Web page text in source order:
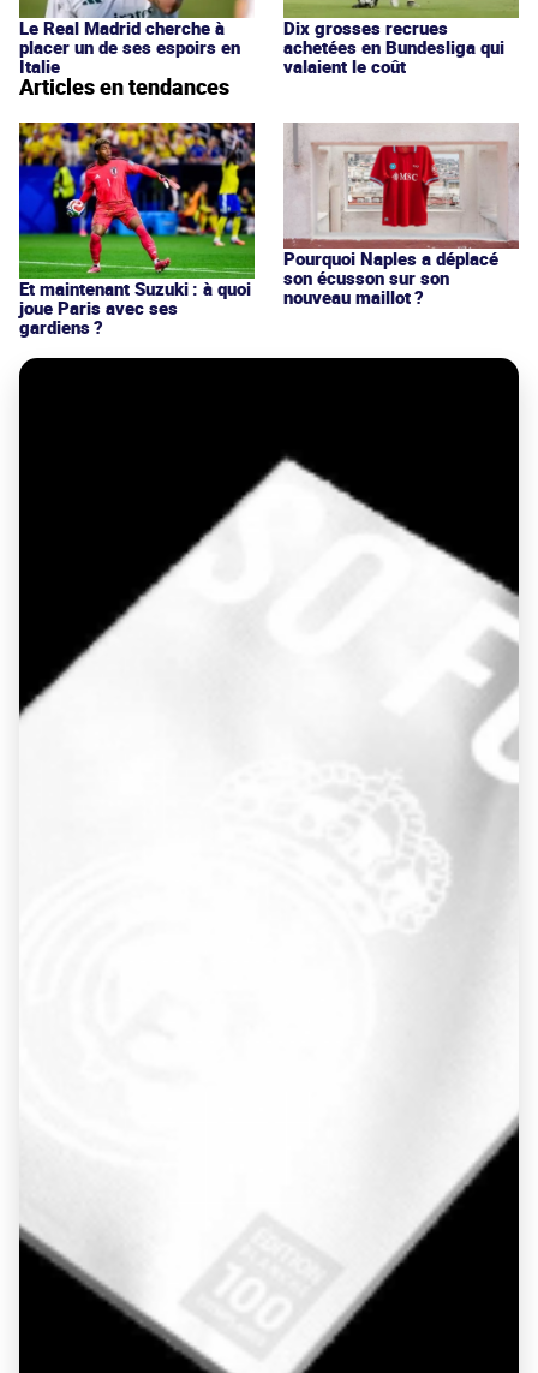
Le Real Madrid cherche à
placer un de ses espoirs en
Italie
Dix grosses recrues
achetées en Bundesliga qui
valaient le coût
Articles en tendances
Et maintenant Suzuki : à quoi
joue Paris avec ses
gardiens ?
Pourquoi Naples a déplacé
son écusson sur son
nouveau maillot ?